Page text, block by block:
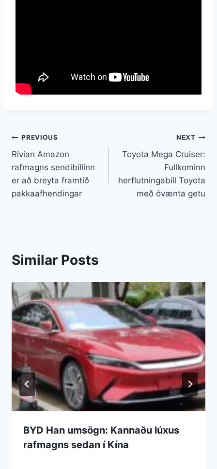
Leiðarkerfi
færslu
PREVIOUS
Rivian Amazon
rafmagns sendibíllinn
er að breyta framtíð
pakkaafhendingar
NEXT
Toyota Mega Cruiser:
Fullkominn
herflutningabíll Toyota
með óvænta getu
Similar Posts
BYD Han umsögn: Kannaðu lúxus
rafmagns sedan í Kína